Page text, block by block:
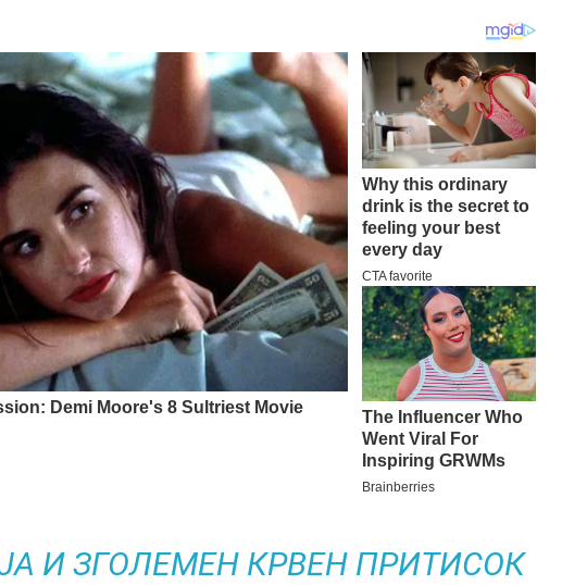
И ЗГОЛЕМЕН КРВЕН ПРИТИСОК